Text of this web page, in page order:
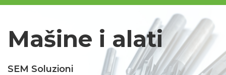
Mašine i alati
SEM Soluzioni